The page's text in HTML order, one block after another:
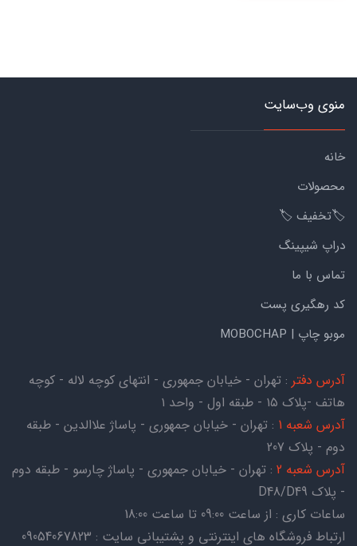
منوی وب‌سایت
خانه
محصولات
🏷️تخفیف 🏷️
دراپ شیپینگ
تماس با ما
کد رهگیری پست
موبو چاپ | MOBOCHAP
آدرس دفتر : تهران - خیابان جمهوری - انتهای کوچه لاله - کوچه
هاتف -پلاک ۱۵ - طبقه اول - واحد ۱
آدرس شعبه 1
: تهران - خیابان جمهوری - پاساژ علاالدین - طبقه
دوم - پلاک 207
آدرس شعبه 2
: تهران - خیابان جمهوری - پاساژ چارسو - طبقه دوم
- پلاک D48/D49
ساعات کاری : از ساعت 09:00 تا ساعت 18:00
ارتباط فروشگاه های اینترنتی و پشتیبانی سایت : 09054067823